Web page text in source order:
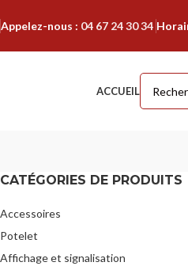
Appelez-nous : 04 67 24 30 34
ACCUEIL
CATÉGORIES DE PRODUITS
Accessoires
Potelet
Affichage et signalisation